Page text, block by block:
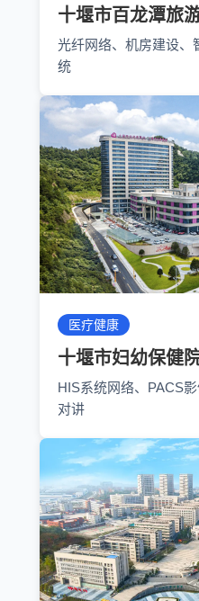
十堰市百龙潭旅
光纤网络、机房建设、
统
医疗健康
十堰市妇幼保健
HIS系统网络、PACS
对讲